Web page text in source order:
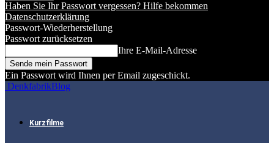
Haben Sie Ihr Passwort vergessen? Hilfe bekommen
Datenschutzerklärung
Passwort-Wiederherstellung
Passwort zurücksetzen
Ihre E-Mail-Adresse
Ein Passwort wird Ihnen per Email zugeschickt.
DenkfabrikBlog
Kurzfilme